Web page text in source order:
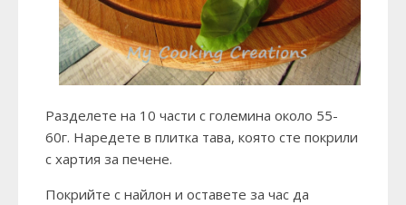
Разделете на 10 части с големина около 55-
60г. Наредете в плитка тава, която сте покрили
с хартия за печене.
Покрийте с найлон и оставете за час да